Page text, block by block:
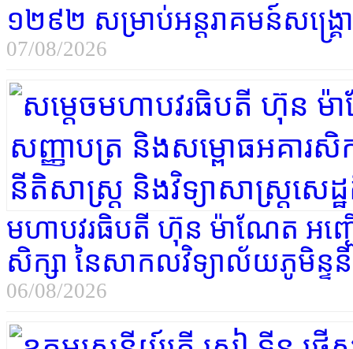
១២៩២ សម្រាប់អន្តរាគមន៍សង្គ្រ
07/08/2026
មហាបវរធិបតី ហ៊ុន ម៉ាណែត អញ្
សិក្សា នៃសាកលវិទ្យាល័យភូមិន្ទនី
06/08/2026